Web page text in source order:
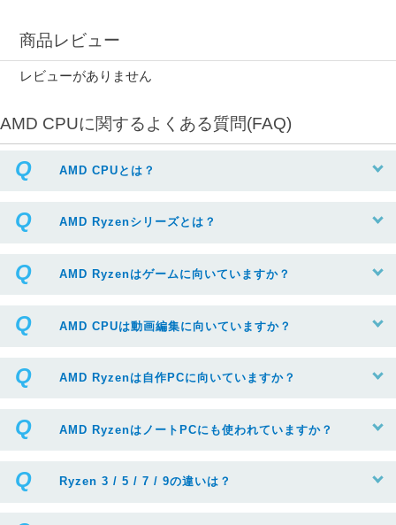
商品レビュー
レビューがありません
AMD CPUに関するよくある質問(FAQ)
AMD CPUとは？
AMD Ryzenシリーズとは？
AMD Ryzenはゲームに向いていますか？
AMD CPUは動画編集に向いていますか？
AMD Ryzenは自作PCに向いていますか？
AMD RyzenはノートPCにも使われていますか？
Ryzen 3 / 5 / 7 / 9の違いは？